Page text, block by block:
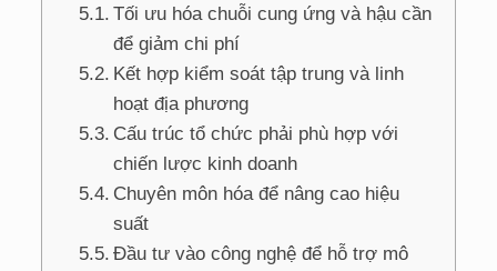
Tối ưu hóa chuỗi cung ứng và hậu cần
để giảm chi phí
Kết hợp kiểm soát tập trung và linh
hoạt địa phương
Cấu trúc tổ chức phải phù hợp với
chiến lược kinh doanh
Chuyên môn hóa để nâng cao hiệu
suất
Đầu tư vào công nghệ để hỗ trợ mô